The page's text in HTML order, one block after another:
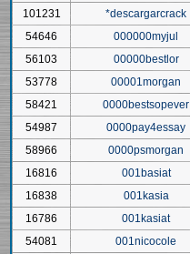
101231
*descargarcrack
54646
000000myjul
56103
00000bestlor
53778
00001morgan
58421
0000bestsopever
54987
0000pay4essay
58966
0000psmorgan
16816
001basiat
16838
001kasia
16786
001kasiat
54081
001nicocole